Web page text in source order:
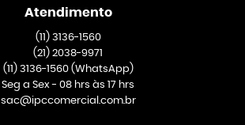
Atendimento
(11)3136-1560
(21) 2038-9971
(11)3136-1560 (WhatsApp)
Seg a Sex - 08 hrs às 17 hrs
sac@ipccomercial.com.br